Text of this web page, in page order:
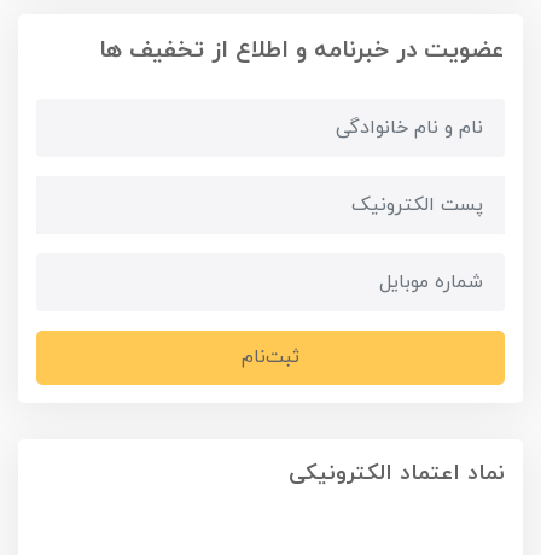
عضویت در خبرنامه و اطلاع از تخفیف ها
ثبت‌نام
نماد اعتماد الکترونیکی